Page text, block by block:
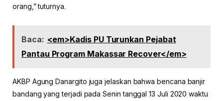
orang,” tuturnya.
Baca: <em>Kadis PU Turunkan Pejabat
Pantau Program Makassar Recover</em>
AKBP Agung Danargito juga jelaskan bahwa bencana banjir
bandang yang terjadi pada Senin tanggal 13 Juli 2020 waktu